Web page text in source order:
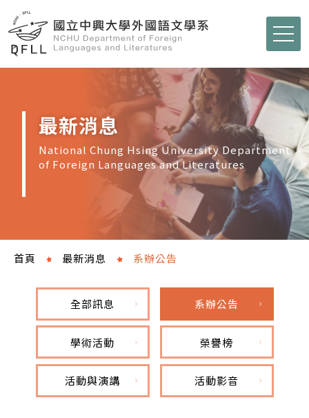
最新消息
National Chung Hsing University Department
of Foreign Languages and Literatures
首頁 最新消息 系辦公告
全部訊息 系辦公告
學術活動 榮譽榜
活動與演講 活動影音